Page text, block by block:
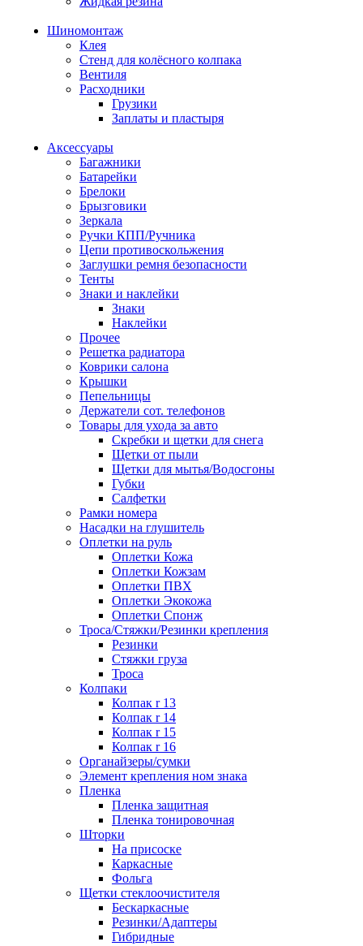
Шиномонтаж
Клея
Стенд для колёсного колпака
Вентиля
Расходники
Грузики
Заплаты и пластыря
Аксессуары
Багажники
Батарейки
Брелоки
Брызговики
Зеркала
Ручки КПП/Ручника
Цепи противоскольжения
Заглушки ремня безопасности
Тенты
Знаки и наклейки
Знаки
Наклейки
Прочее
Решетка радиатора
Коврики салона
Крышки
Пепельницы
Держатели сот. телефонов
Товары для ухода за авто
Скребки и щетки для снега
Щетки от пыли
Щетки для мытья/Водосгоны
Губки
Салфетки
Рамки номера
Насадки на глушитель
Оплетки на руль
Оплетки Кожа
Оплетки Кожзам
Оплетки ПВХ
Оплетки Экокожа
Оплетки Спонж
Троса/Стяжки/Резинки крепления
Резинки
Стяжки груза
Троса
Колпаки
Колпак r 13
Колпак r 14
Колпак r 15
Колпак r 16
Органайзеры/сумки
Элемент крепления ном знака
Пленка
Пленка защитная
Пленка тонировочная
Шторки
На присоске
Каркасные
Фольга
Щетки стеклоочистителя
Бескаркасные
Резинки/Адаптеры
Гибридные